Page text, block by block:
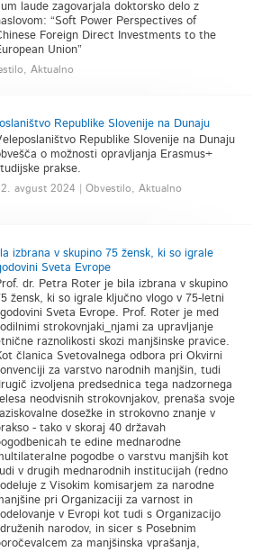
laude zagovarjala doktorsko delo z
“Soft Power Perspectives of
Foreign Direct Investments to the
Union”
Aktualno
Republike Slovenije na Dunaju
Republike Slovenije na Dunaju
o možnosti opravljanja Erasmus+
prakse.
avgust 2024 | Obvestilo, Aktualno
izbrana v skupino 75 žensk, ki so igrale
Sveta Evrope
dr. Petra Roter je bila izbrana v skupino
žensk, ki so igrale ključno vlogo v 75-letni
Sveta Evrope. Prof. Roter je med
strokovnjaki_njami za upravljanje
raznolikosti skozi manjšinske pravice.
članica Svetovalnega odbora pri Okvirni
za varstvo narodnih manjšin, tudi
izvoljena predsednica tega nadzornega
neodvisnih strokovnjakov, prenaša svoje
dosežke in strokovno znanje v
- tako v skoraj 40 državah
te edine mednarodne
pogodbe o varstvu manjših kot
v drugih mednarodnih institucijah (redno
z Visokim komisarjem za narodne
pri Organizaciji za varnost in
v Evropi kot tudi s Organizacijo
narodov, in sicer s Posebnim
za manjšinska vprašanja,